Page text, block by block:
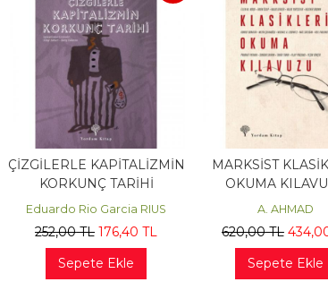
ÇİZGİLERLE KAPİTALİZMİN
KORKUNÇ TARİHİ
Eduardo Rio Garcia RIUS
252,00TL 176,40 TL
Sepete Ekle
MARKSİST
OKUMA
A. AHMAD
620,00TL 434
Sepete Ekle